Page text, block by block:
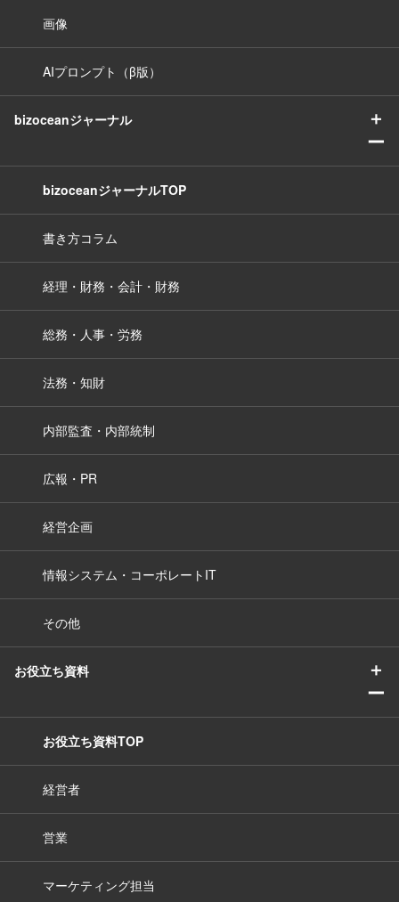
画像
AIプロンプト（β版）
bizoceanジャーナル
＋
ー
bizoceanジャーナルTOP
書き方コラム
経理・財務・会計・財務
総務・人事・労務
法務・知財
内部監査・内部統制
広報・PR
経営企画
情報システム・コーポレートIT
その他
お役立ち資料
＋
ー
お役立ち資料TOP
経営者
営業
マーケティング担当